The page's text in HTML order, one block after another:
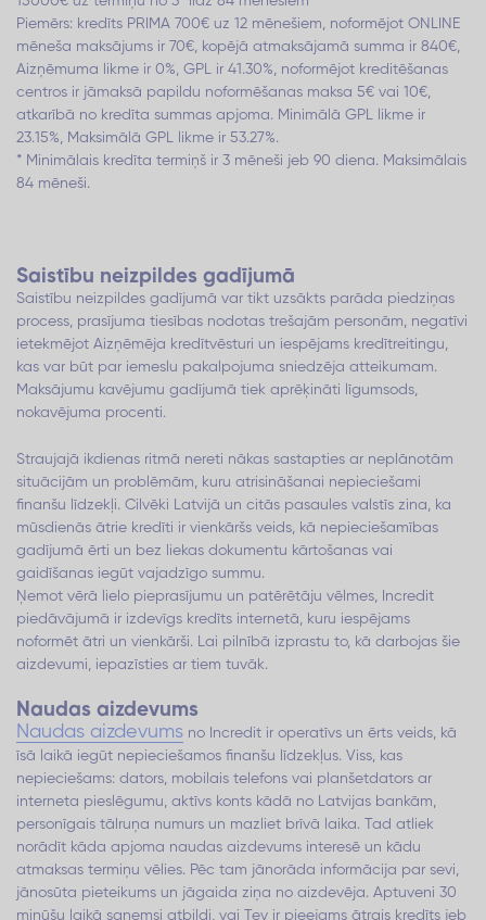
Piemērs: kredīts PRIMA 700€ uz 12 mēnešiem, noformējot ONLINE
mēneša maksājums ir 70€, kopējā atmaksājamā summa ir 840€,
Aizņēmuma likme ir 0%, GPL ir 41.30%, noformējot kreditēšanas
centros ir jāmaksā papildu noformēšanas maksa 5€ vai 10€,
atkarībā no kredīta summas apjoma. Minimālā GPL likme ir
23.15%, Maksimālā GPL likme ir 53.27%.
* Minimālais kredīta termiņš ir 3 mēneši jeb 90 diena. Maksimālais
84 mēneši.
Saistību neizpildes gadījumā
Saistību neizpildes gadījumā var tikt uzsākts parāda piedziņas
process, prasījuma tiesības nodotas trešajām personām, negatīvi
ietekmējot Aizņēmēja kredītvēsturi un iespējams kredītreitingu,
kas var būt par iemeslu pakalpojuma sniedzēja atteikumam.
Maksājumu kavējumu gadījumā tiek aprēķināti līgumsods,
nokavējuma procenti.
Straujajā ikdienas ritmā nereti nākas sastapties ar neplānotām
situācijām un problēmām, kuru atrisināšanai nepieciešami
finanšu līdzekļi. Cilvēki Latvijā un citās pasaules valstīs zina, ka
mūsdienās ātrie kredīti ir vienkāršs veids, kā nepieciešamības
gadījumā ērti un bez liekas dokumentu kārtošanas vai
gaidīšanas iegūt vajadzīgo summu.
Ņemot vērā lielo pieprasījumu un patērētāju vēlmes, Incredit
piedāvājumā ir izdevīgs kredīts internetā, kuru iespējams
noformēt ātri un vienkārši. Lai pilnībā izprastu to, kā darbojas šie
aizdevumi, iepazīsties ar tiem tuvāk.
Naudas aizdevums
Naudas aizdevums no Incredit ir operatīvs un ērts veids, kā
īsā laikā iegūt nepieciešamos finanšu līdzekļus. Viss, kas
nepieciešams: dators, mobilais telefons vai planšetdators ar
interneta pieslēgumu, aktīvs konts kādā no Latvijas bankām,
personīgais tālruņa numurs un mazliet brīvā laika. Tad atliek
norādīt kāda apjoma naudas aizdevums interesē un kādu
atmaksas termiņu vēlies. Pēc tam jānorāda informācija par sevi,
jānosūta pieteikums un jāgaida ziņa no aizdevēja. Aptuveni 30
minūšu laikā saņemsi atbildi, vai Tev ir pieejams ātrais kredīts jeb